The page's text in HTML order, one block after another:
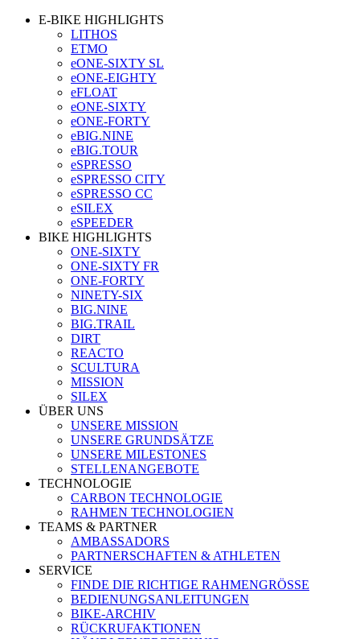
E-BIKE HIGHLIGHTS
LITHOS
ETMO
eONE-SIXTY SL
eONE-EIGHTY
eFLOAT
eONE-SIXTY
eONE-FORTY
eBIG.NINE
eBIG.TOUR
eSPRESSO
eSPRESSO CITY
eSPRESSO CC
eSILEX
eSPEEDER
BIKE HIGHLIGHTS
ONE-SIXTY
ONE-SIXTY FR
ONE-FORTY
NINETY-SIX
BIG.NINE
BIG.TRAIL
DIRT
REACTO
SCULTURA
MISSION
SILEX
ÜBER UNS
UNSERE MISSION
UNSERE GRUNDSÄTZE
UNSERE MILESTONES
STELLENANGEBOTE
TECHNOLOGIE
CARBON TECHNOLOGIE
RAHMEN TECHNOLOGIEN
TEAMS & PARTNER
AMBASSADORS
PARTNERSCHAFTEN & ATHLETEN
SERVICE
FINDE DIE RICHTIGE RAHMENGRÖSSE
BEDIENUNGSANLEITUNGEN
BIKE-ARCHIV
RÜCKRUFAKTIONEN